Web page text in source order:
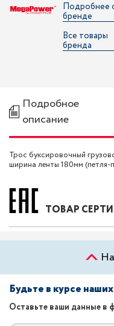
Подробнее
бренде
Все товары
бренда
Подробное
описание
Трос буксировочный
ширина ленты 180мм (петля-
ТОВАР
Будьте в курсе
Оставьте ваши данные в